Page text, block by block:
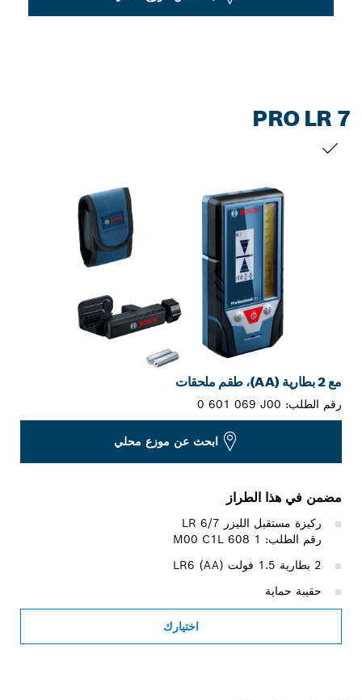
PRO LR 7
مع 2 بطارية (AA)، طقم ملحقات
رقم الطلب:0 601 069 J00
ابحث عن موزع محلي
مضمن في هذا الطراز
ركيزة مستقبل الليزر LR 6/7
رقم الطلب: 1 608 M00 C1L
حقيبة حماية
اختيارك